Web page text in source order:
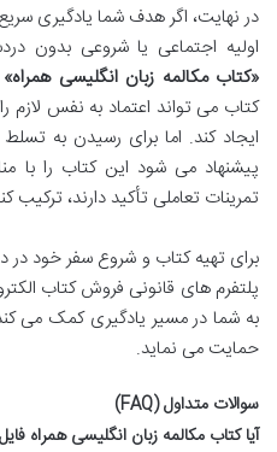
در نهایت، اگر هدف شما یادگیری
اولیه اجتماعی یا شروعی بدون
«کتاب مکالمه زبان انگلیسی همراه»
کتاب می تواند اعتماد به نفس
ایجاد کند. اما برای رسیدن به
پیشنهاد می شود این کتاب را با
تمرینات تعاملی تأکید دارند، ترکیب
برای تهیه کتاب و شروع سفر خود در
پلتفرم های قانونی فروش کتاب
به شما در مسیر یادگیری کمک می
حمایت می نماید.
سوالات متداول (FAQ)
آیا کتاب مکالمه زبان انگلیسی همراه